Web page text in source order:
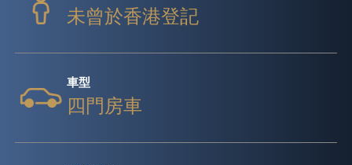
未曾於香港登記
車型
四門房車